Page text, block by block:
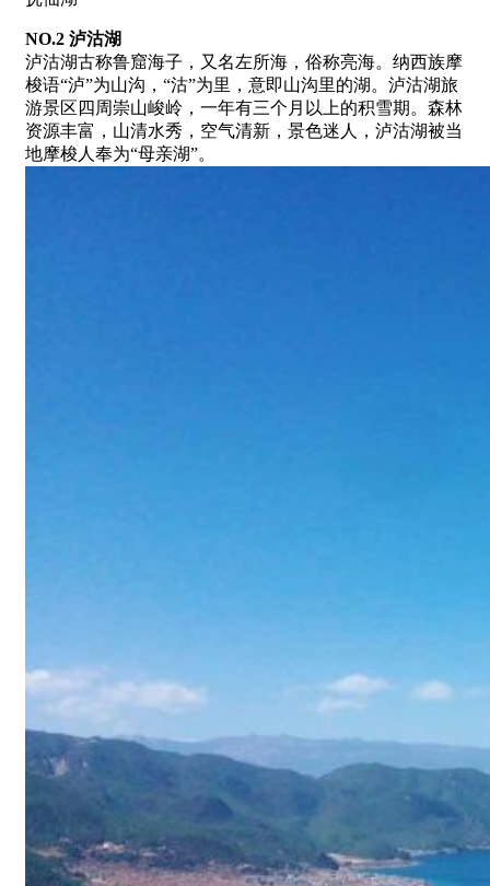
NO.2 泸沽湖
泸沽湖古称鲁窟海子，又名左所海，俗称亮海。纳西族摩
梭语“泸”为山沟，“沽”为里，意即山沟里的湖。泸沽湖旅
游景区四周崇山峻岭，一年有三个月以上的积雪期。森林
资源丰富，山清水秀，空气清新，景色迷人，泸沽湖被当
地摩梭人奉为“母亲湖”。